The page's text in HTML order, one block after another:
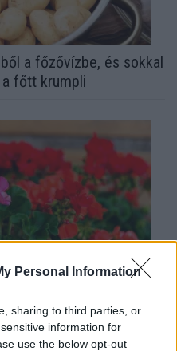
Personal Information
sharing to third parties, or
information for
use the below opt-out
a főzővízbe, és sokkal
főtt krumpli
kétszer annyi virágot hoz
ezt csinálod